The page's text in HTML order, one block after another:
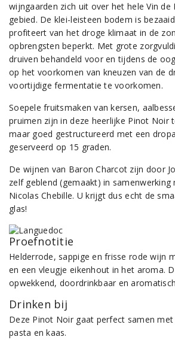
wijngaarden zich uit over het hele Vin de
gebied. De klei-leisteen bodem is
profiteert van het droge klimaat in de
opbrengsten beperkt. Met grote
druiven behandeld voor en tijdens de
op het voorkomen van kneuzen van de
voortijdige fermentatie te voorkomen.
Soepele fruitsmaken van kersen,
pruimen zijn in deze heerlijke Pinot Noir
maar goed gestructureerd met een
geserveerd op 15 graden.
De wijnen van Baron Charcot zijn door
zelf geblend (gemaakt) in
Nicolas Chebille. U krijgt dus echt de
glas!
Proefnotitie
Helderrode, sappige en frisse rode wijn
en een vleugje eikenhout in het aroma.
opwekkend, doordrinkbaar en
Drinken bij
Deze Pinot Noir gaat perfect samen met
pasta en kaas.